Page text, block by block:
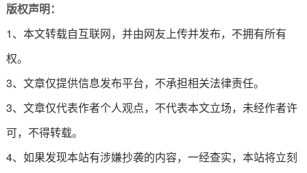
版权声明：
1、本文转载自互联网，并由网友上传并发布，不拥有所有
权。
3、文章仅提供信息发布平台，不承担相关法律责任。
3、文章仅代表作者个人观点，不代表本文立场，未经作者许
可，不得转载。
4、如果发现本站有涉嫌抄袭的内容，一经查实，本站将立刻